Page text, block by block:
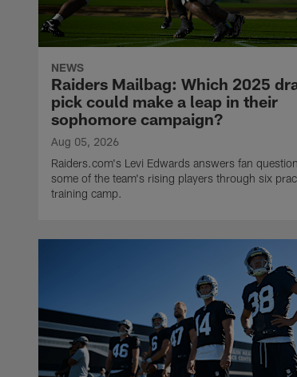
NEWS
Raiders Mailbag: Which 2025
pick could make a leap in their
sophomore campaign?
Aug 05, 2026
Raiders.com's Levi Edwards answers fan
some of the team's rising players through six
training camp.